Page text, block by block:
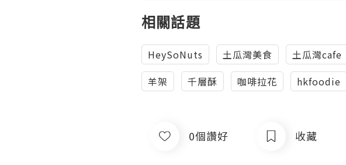
相關話題
HeySoNuts 土瓜灣美食 土瓜灣cafe
羊架
千層酥 咖啡拉花 hkfoodie
0個讚好 收藏